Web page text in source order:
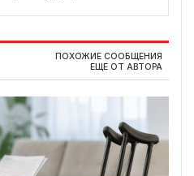
ПОХОЖИЕ СООБЩЕНИЯ
ЕЩЕ ОТ АВТОРА